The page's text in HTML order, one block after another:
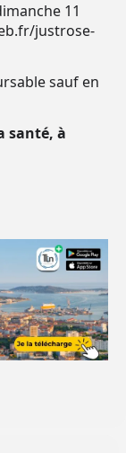
11
justrose-
sauf en
santé, à